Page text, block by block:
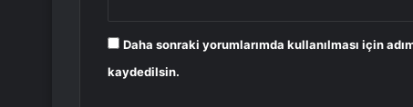
Daha sonraki yorumlarımda kullanılması için
kaydedilsin.